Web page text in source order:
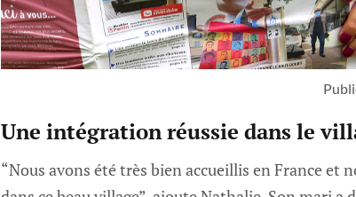
Une intégration réussie dans le
“Nous avons été très bien accueillis en France et